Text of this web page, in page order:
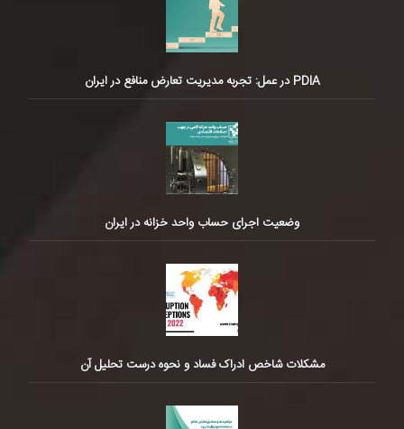
PDIA در عمل: تجربه مدیریت تعارض منافع در ایران
وضعیت اجرای حساب واحد خزانه در ایران
مشکلات شاخص ادراک فساد و نحوه درست تحلیل آن